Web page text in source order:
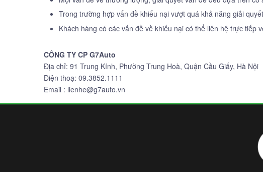
Trong trường hợp vấn đề khiếu nại vượt quá khả năng giải
Khách hàng có các vấn đề về khiếu nại có thể liên hệ trực tiếp
CÔNG TY CP G7Auto
Địa chỉ: 91 Trung Kính, Phường Trung Hoà, Quận Cầu Giấy, Hà Nội
Điện thoạ: 09.3852.1111
Email : lienhe@g7auto.vn